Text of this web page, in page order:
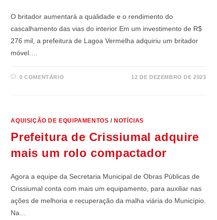
O britador aumentará a qualidade e o rendimento do
cascalhamento das vias do interior Em um investimento de R$
276 mil, a prefeitura de Lagoa Vermelha adquiriu um britador
móvel.…
0 COMENTÁRIO 12 DE DEZEMBRO DE 2023
AQUISIÇÃO DE EQUIPAMENTOS / NOTÍCIAS
Prefeitura de Crissiumal adquire
mais um rolo compactador
Agora a equipe da Secretaria Municipal de Obras Públicas de
Crissiumal conta com mais um equipamento, para auxiliar nas
ações de melhoria e recuperação da malha viária do Município.
Na…